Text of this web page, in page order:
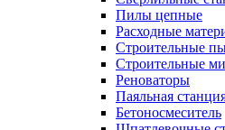
Пилы цепные
Расходные
Строительные
Строительные
Реноваторы
Паяльная
Бетоносмеситель